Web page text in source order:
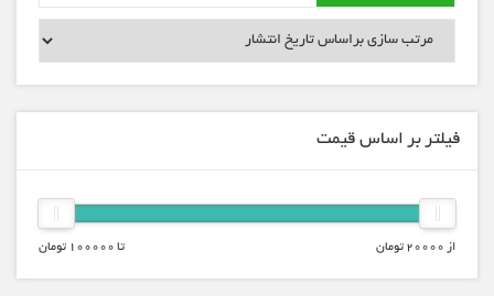
فیلتر بر اساس قیمت
تا 100000 تومان از 20000 تومان